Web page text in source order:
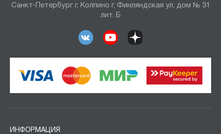
Санкт-Петербург г, Колпино г, Финляндская ул, дом № 31
лит. Б
ИНФОРМАЦИЯ